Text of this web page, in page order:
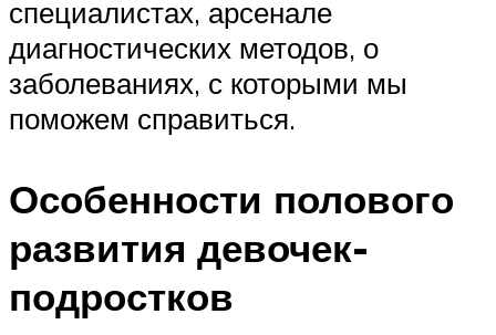
специалистах, арсенале
диагностических методов, о
заболеваниях, с которыми мы
поможем справиться.
Особенности полового
развития девочек-
подростков